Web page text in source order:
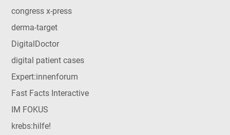
congress x-press
derma-target
DigitalDoctor
digital patient cases
Expert:innenforum
Fast Facts Interactive
IM FOKUS
krebs:hilfe!